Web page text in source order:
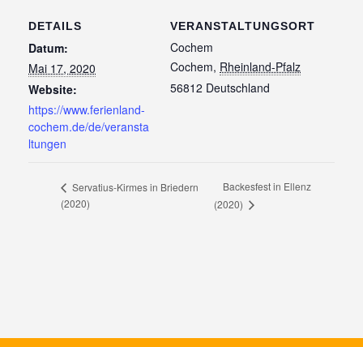
DETAILS
Datum:
Mai 17, 2020
Website:
https://www.ferienland-
cochem.de/de/veransta
ltungen
VERANSTALTUNGSORT
Cochem
Cochem, Rheinland-Pfalz
56812 Deutschland
Servatius-Kirmes in Briedern
(2020)
Backesfest in Ellenz
(2020)